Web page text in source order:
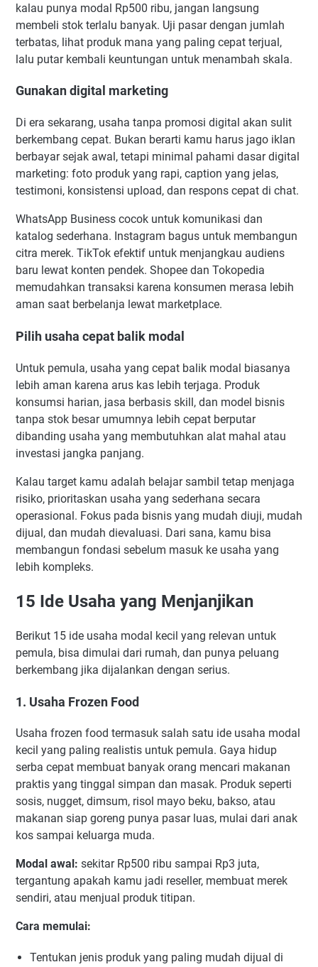
kalau punya modal Rp500 ribu, jangan langsung
membeli stok terlalu banyak. Uji pasar dengan jumlah
terbatas, lihat produk mana yang paling cepat terjual,
lalu putar kembali keuntungan untuk menambah skala.
Gunakan digital marketing
Di era sekarang, usaha tanpa promosi digital akan sulit
berkembang cepat. Bukan berarti kamu harus jago iklan
berbayar sejak awal, tetapi minimal pahami dasar digital
marketing: foto produk yang rapi, caption yang jelas,
testimoni, konsistensi upload, dan respons cepat di chat.
WhatsApp Business cocok untuk komunikasi dan
katalog sederhana. Instagram bagus untuk membangun
citra merek. TikTok efektif untuk menjangkau audiens
baru lewat konten pendek. Shopee dan Tokopedia
memudahkan transaksi karena konsumen merasa lebih
aman saat berbelanja lewat marketplace.
Pilih usaha cepat balik modal
Untuk pemula, usaha yang cepat balik modal biasanya
lebih aman karena arus kas lebih terjaga. Produk
konsumsi harian, jasa berbasis skill, dan model bisnis
tanpa stok besar umumnya lebih cepat berputar
dibanding usaha yang membutuhkan alat mahal atau
investasi jangka panjang.
Kalau target kamu adalah belajar sambil tetap menjaga
risiko, prioritaskan usaha yang sederhana secara
operasional. Fokus pada bisnis yang mudah diuji, mudah
dijual, dan mudah dievaluasi. Dari sana, kamu bisa
membangun fondasi sebelum masuk ke usaha yang
lebih kompleks.
15 Ide Usaha yang Menjanjikan
Berikut 15 ide usaha modal kecil yang relevan untuk
pemula, bisa dimulai dari rumah, dan punya peluang
berkembang jika dijalankan dengan serius.
1. Usaha Frozen Food
Usaha frozen food termasuk salah satu ide usaha modal
kecil yang paling realistis untuk pemula. Gaya hidup
serba cepat membuat banyak orang mencari makanan
praktis yang tinggal simpan dan masak. Produk seperti
sosis, nugget, dimsum, risol mayo beku, bakso, atau
makanan siap goreng punya pasar luas, mulai dari anak
kos sampai keluarga muda.
Modal awal: sekitar Rp500 ribu sampai Rp3 juta,
tergantung apakah kamu jadi reseller, membuat merek
sendiri, atau menjual produk titipan.
Cara memulai:
Tentukan jenis produk yang paling mudah dijual di